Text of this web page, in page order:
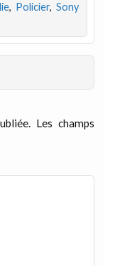
, Policier, Sony
Les champs